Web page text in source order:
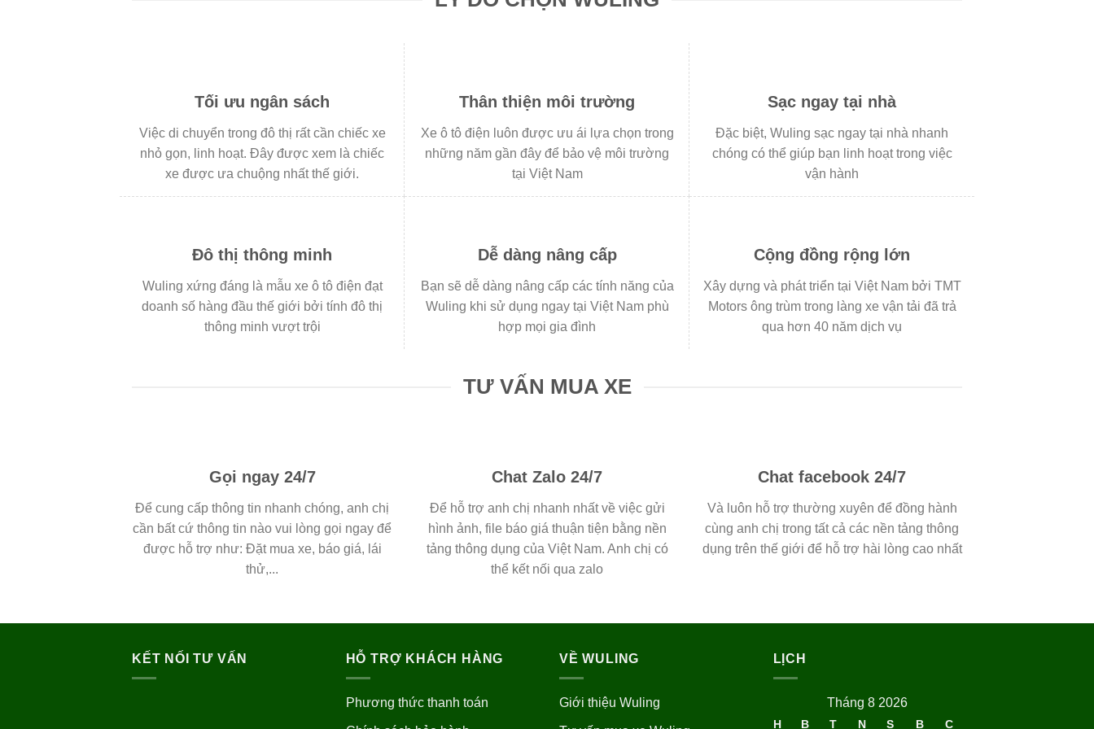
Tối ưu ngân sách
Việc di chuyển trong đô thị rất cần chiếc xe
nhỏ gọn, linh hoạt. Đây được xem là chiếc
xe được ưa chuộng nhất thế giới.
Thân thiện môi trường
Xe ô tô điện luôn được ưu ái lựa chọn trong
những năm gần đây để bảo vệ môi trường
tại Việt Nam
Sạc ngay tại nhà
Đặc biệt, Wuling sạc ngay tại nhà nhanh
chóng có thể giúp bạn linh hoạt trong việc
vận hành
Đô thị thông minh
Wuling xứng đáng là mẫu xe ô tô điện đạt
doanh số hàng đầu thế giới bởi tính đô thị
thông minh vượt trội
Dễ dàng nâng cấp
Bạn sẽ dễ dàng nâng cấp các tính năng của
Wuling khi sử dụng ngay tại Việt Nam phù
hợp mọi gia đình
Cộng đồng rộng lớn
Xây dựng và phát triển tại Việt Nam bởi TMT
Motors ông trùm trong làng xe vận tải đã trả
qua hơn 40 năm dịch vụ
TƯ VẤN MUA XE
Gọi ngay 24/7
Để cung cấp thông tin nhanh chóng, anh chị
cần bất cứ thông tin nào vui lòng gọi ngay để
được hỗ trợ như: Đặt mua xe, báo giá, lái
thử,...
Chat Zalo 24/7
Để hỗ trợ anh chị nhanh nhất về việc gửi
hình ảnh, file báo giá thuận tiện bằng nền
tảng thông dụng của Việt Nam. Anh chị có
thể kết nối qua zalo
Chat facebook 24/7
Và luôn hỗ trợ thường xuyên để đồng hành
cùng anh chị trong tất cả các nền tảng thông
dụng trên thế giới để hỗ trợ hài lòng cao nhất
KẾT NỐI TƯ VẤN HỖ TRỢ KHÁCH HÀNG
Phương thức thanh toán
VỀ WULING
Giới thiệu Wuling
LỊCH
Tháng 8 2026
H B T N S B C